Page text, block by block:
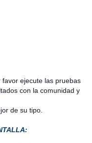
ejecute las pruebas
con la comunidad y
de su tipo.